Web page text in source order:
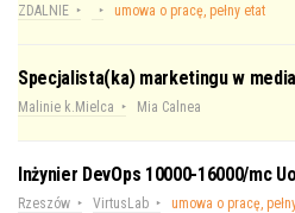
ZDALNIE umowa o pracę, pełny etat
Specjalista(ka) marketingu w
Malinie k.Mielca Mia Calnea
Inżynier DevOps 10000-16000/mc
Rzeszów VirtusLab umowa o pracę,